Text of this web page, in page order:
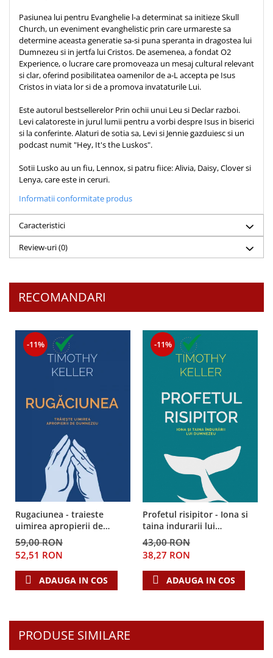
Pasiunea lui pentru Evanghelie l-a determinat sa initieze Skull
Church, un eveniment evanghelistic prin care urmareste sa
determine aceasta generatie sa-si puna speranta in dragostea lui
Dumnezeu si in jertfa lui Cristos. De asemenea, a fondat O2
Experience, o lucrare care promoveaza un mesaj cultural relevant
si clar, oferind posibilitatea oamenilor de a-L accepta pe Isus
Cristos in viata lor si de a promova invataturile Lui.
Este autorul bestsellerelor Prin ochii unui Leu si Declar razboi.
Levi calatoreste in jurul lumii pentru a vorbi despre Isus in biserici
si la conferinte. Alaturi de sotia sa, Levi si Jennie gazduiesc si un
podcast numit "Hey, It's the Luskos".
Sotii Lusko au un fiu, Lennox, si patru fiice: Alivia, Daisy, Clover si
Lenya, care este in ceruri.
Informatii conformitate produs
Caracteristici
Review-uri(0)
RECOMANDARI
-11%
Rugaciunea - traieste
uimirea apropierii de
Dumnezeu
59,00 RON
52,51 RON
ADAUGA IN COS
-11%
Profetul risipitor - Iona si
taina indurarii lui
Dumnezeu
43,00 RON
38,27 RON
ADAUGA IN COS
PRODUSE SIMILARE